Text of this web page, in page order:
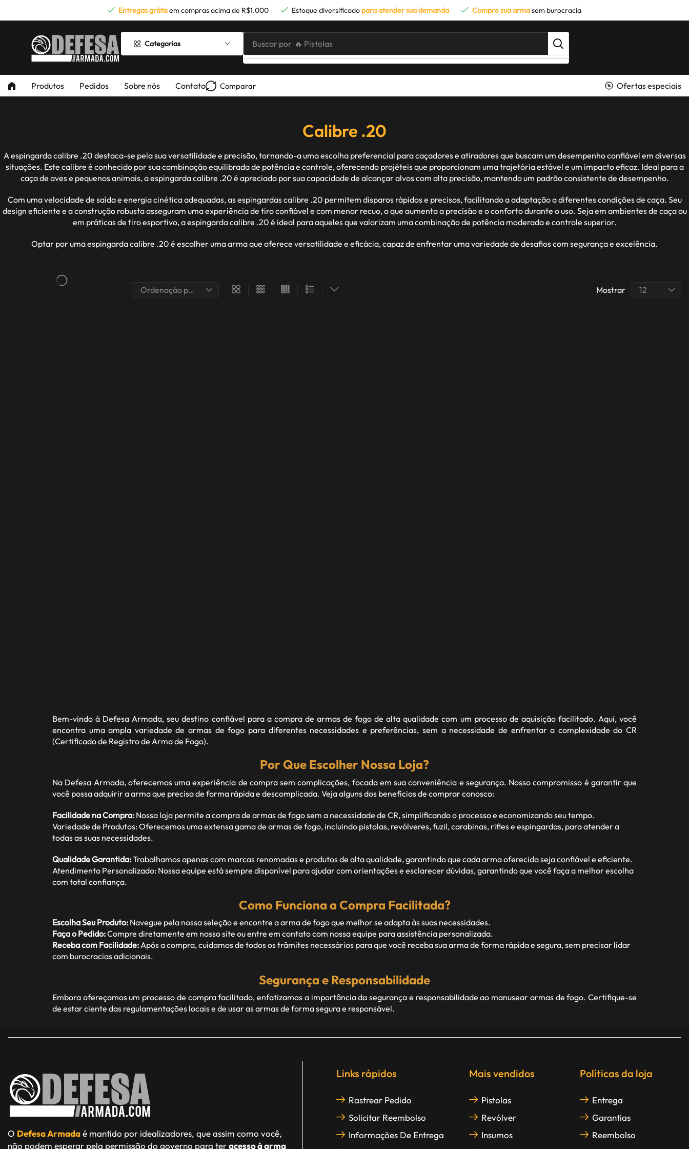
Entregas grátisem compras acima de R$1.000 Estoque diversificado para atender sua demanda Compre sua armasem burocracia
Categorias Buscar por 🔥 Pistolas
Produtos Pedidos Sobre nós Contato Comparar Ofertas especiais
Calibre .20
A espingarda calibre .20 destaca-se pela sua versatilidade e precisão, tornando-a uma escolha preferencial para caçadores e atiradores que buscam um desempenho confiável em diversas
situações. Este calibre é conhecido por sua combinação equilibrada de potência e controle, oferecendo projéteis que proporcionam uma trajetória estável e um impacto eficaz. Ideal para a
caça de aves e pequenos animais, a espingarda calibre .20 é apreciada por sua capacidade de alcançar alvos com alta precisão, mantendo um padrão consistente de desempenho.
Com uma velocidade de saída e energia cinética adequadas, as espingardas calibre .20 permitem disparos rápidos e precisos, facilitando a adaptação a diferentes condições de caça. Seu
design eficiente e a construção robusta asseguram uma experiência de tiro confiável e com menor recuo, o que aumenta a precisão e o conforto durante o uso. Seja em ambientes de caça ou
em práticas de tiro esportivo, a espingarda calibre .20 é ideal para aqueles que valorizam uma combinação de potência moderada e controle superior.
Optar por uma espingarda calibre .20 é escolher uma arma que oferece versatilidade e eficácia, capaz de enfrentar uma variedade de desafios com segurança e excelência.
Mostrar
Bem-vindo à Defesa Armada, seu destino confiável para a compra de armas de fogo de alta qualidade com um processo de aquisição facilitado. Aqui, você
encontra uma ampla variedade de armas de fogo para diferentes necessidades e preferências, sem a necessidade de enfrentar a complexidade do CR
(Certificado de Registro de Arma de Fogo).
Por Que Escolher Nossa Loja?
Na Defesa Armada, oferecemos uma experiência de compra sem complicações, focada em sua conveniência e segurança. Nosso compromisso é garantir que
você possa adquirir a arma que precisa de forma rápida e descomplicada. Veja alguns dos benefícios de comprar conosco:
Facilidade na Compra: Nossa loja permite a compra de armas de fogo sem a necessidade de CR, simplificando o processo e economizando seu tempo.
Variedade de Produtos: Oferecemos uma extensa gama de armas de fogo, incluindo pistolas, revólveres, fuzil, carabinas, rifles e espingardas, para atender a
todas as suas necessidades.
Qualidade Garantida:Trabalhamos apenas com marcas renomadas e produtos de alta qualidade, garantindo que cada arma oferecida seja confiável e eficiente.
Atendimento Personalizado: Nossa equipe está sempre disponível para ajudar com orientações e esclarecer dúvidas, garantindo que você faça a melhor escolha
com total confiança.
Como Funciona a Compra Facilitada?
Escolha Seu Produto: Navegue pela nossa seleção e encontre a arma de fogo que melhor se adapta às suas necessidades.
Faça o Pedido:Compre diretamente em nosso site ou entre em contato com nossa equipe para assistência personalizada.
Receba com Facilidade:Após a compra, cuidamos de todos os trâmites necessários para que você receba sua arma de forma rápida e segura, sem precisar lidar
com burocracias adicionais.
Segurança e Responsabilidade
Embora ofereçamos um processo de compra facilitado, enfatizamos a importância da segurança e responsabilidade ao manusear armas de fogo. Certifique-se
de estar ciente das regulamentações locais e de usar as armas de forma segura e responsável.
O Defesa Armadaé mantido por idealizadores, que assim como você,
não podem esperar pela permissão do governo para teracesso à arma
Links rápidos
Rastrear Pedido
Solicitar Reembolso
Informações De Entrega
Mais vendidos
Pistolas
Revólver
Insumos
Políticas da loja
Entrega
Garantias
Reembolso